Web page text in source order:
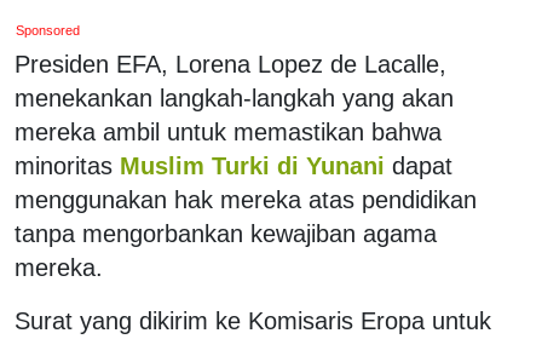
Sponsored
Presiden EFA, Lorena Lopez de Lacalle,
menekankan langkah-langkah yang akan
mereka ambil untuk memastikan bahwa
minoritas Muslim Turki di Yunani dapat
menggunakan hak mereka atas pendidikan
tanpa mengorbankan kewajiban agama
mereka.
Surat yang dikirim ke Komisaris Eropa untuk